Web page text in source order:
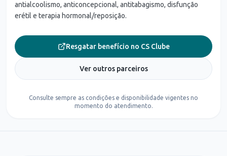
antialcoolismo, anticoncepcional, antitabagismo, disfunção
erétil e terapia hormonal/reposição.
Resgatar benefício no CS Clube
Ver outros parceiros
Consulte sempre as condições e disponibilidade vigentes no
momento do atendimento.